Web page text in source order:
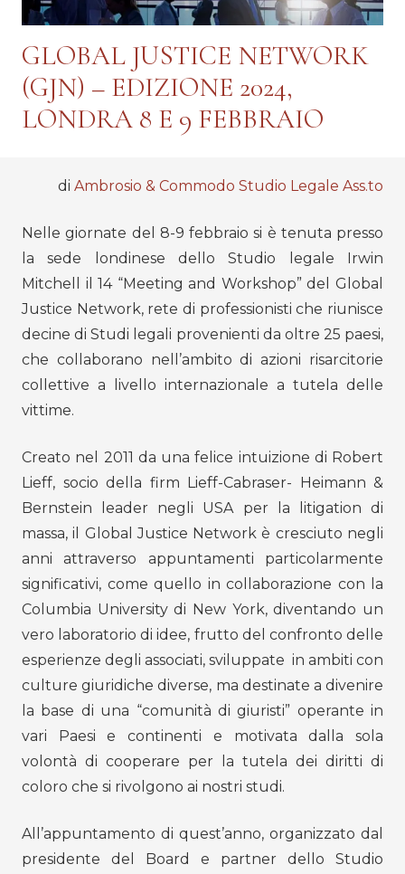
GLOBAL JUSTICE NETWORK
(GJN) – EDIZIONE 2024,
LONDRA 8 E 9 FEBBRAIO
di Ambrosio & Commodo Studio Legale Ass.to
Nelle giornate del 8-9 febbraio si è tenuta presso
la sede londinese dello Studio legale Irwin
Mitchell il 14 “Meeting and Workshop” del Global
Justice Network, rete di professionisti che riunisce
decine di Studi legali provenienti da oltre 25 paesi,
che collaborano nell’ambito di azioni risarcitorie
collettive a livello internazionale a tutela delle
vittime.
Creato nel 2011 da una felice intuizione di Robert
Lieff, socio della firm Lieff-Cabraser- Heimann &
Bernstein leader negli USA per la litigation di
massa, il Global Justice Network è cresciuto negli
anni attraverso appuntamenti particolarmente
significativi, come quello in collaborazione con la
Columbia University di New York, diventando un
vero laboratorio di idee, frutto del confronto delle
esperienze degli associati, sviluppate in ambiti con
culture giuridiche diverse, ma destinate a divenire
la base di una “comunità di giuristi” operante in
vari Paesi e continenti e motivata dalla sola
volontà di cooperare per la tutela dei diritti di
coloro che si rivolgono ai nostri studi.
All’appuntamento di quest’anno, organizzato dal
presidente del Board e partner dello Studio